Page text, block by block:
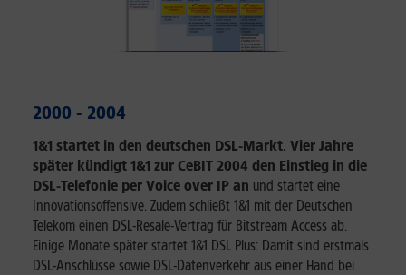
2000 - 2004
1&1 startet in den deutschen DSL-Markt. Vier Jahre
später kündigt 1&1 zur CeBIT 2004 den Einstieg in die
DSL-Telefonie per Voice over IP an und startet eine
Innovationsoffensive. Zudem schließt 1&1 mit der Deutschen
Telekom einen DSL-Resale-Vertrag für Bitstream Access ab.
Einige Monate später startet 1&1 DSL Plus: Damit sind erstmals
DSL-Anschlüsse sowie DSL-Datenverkehr aus einer Hand bei